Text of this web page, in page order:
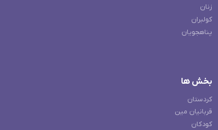
زنان
کولبران
پناهجویان
بخش ها
کردستان
قربانیان مین
کودکان